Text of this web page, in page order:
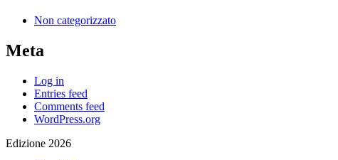
Non categorizzato
Meta
Log in
Entries feed
Comments feed
WordPress.org
Edizione 2026